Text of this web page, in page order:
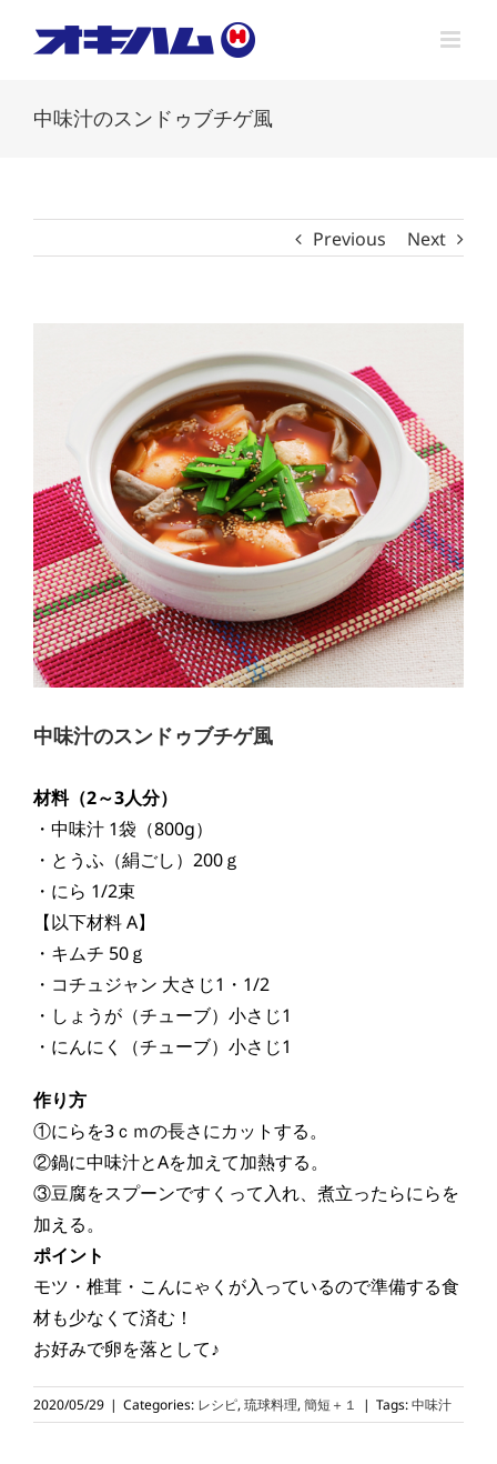
中味汁のスンドゥブチゲ風
Previous Next
中味汁のスンドゥブチゲ風
材料（2～3人分）
・中味汁 1袋（800g）
・とうふ（絹ごし）200ｇ
・にら 1/2束
【以下材料 A】
・キムチ 50ｇ
・コチュジャン 大さじ1・1/2
・しょうが（チューブ）小さじ1
・にんにく（チューブ）小さじ1
作り方
①にらを3ｃｍの長さにカットする。
②鍋に中味汁とAを加えて加熱する。
③豆腐をスプーンですくって入れ、煮立ったらにらを
加える。
ポイント
モツ・椎茸・こんにゃくが入っているので準備する食
材も少なくて済む！
お好みで卵を落として♪
2020/05/29 | Categories: レシピ,琉球料理,簡短＋１ | Tags:中味汁